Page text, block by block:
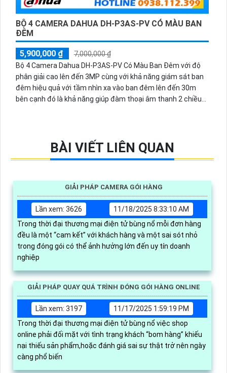
BỘ 4 CAMERA DAHUA DH-P3AS-PV CÓ MÀU BAN
ĐÊM
5,900,000 ₫
7,000,000 ₫
Bộ 4 Camera Dahua DH-P3AS-PV Có Màu Ban Đêm với độ
phân giải cao lên đến 3MP cùng với khả năng giám sát ban
đêm hiệu quả với tầm nhìn xa vào ban đêm lên đến 30m
bên cạnh đó là khả năng giúp đàm thoại âm thanh 2 chiều
BÀI VIẾT LIÊN QUAN
GIẢI PHÁP CAMERA GÓI HÀNG
Lần xem: 3626
11/18/2025 8:33:10 AM
Trong thời đại thương mại điện tử bùng nổ mỗi đơn hàng
đều là một “cam kết” với khách hàng và một sai sót nhỏ
trong đóng gói có thể ảnh hưởng lớn đến uy tín doanh
nghiệp
GIẢI PHÁP QUAY QUÁ TRÌNH ĐÓNG GÓI HÀNG ONLINE
Lần xem: 3197
11/17/2025 1:59:19 PM
Trong thời đại thương mại điện tử bùng nổ việc shop
online phải đối mặt với tình trạng khách “bom hàng” khiếu
nại thiếu sản phẩm,hoặc đánh giá sai sự thật trở nên ngày
càng phổ biến